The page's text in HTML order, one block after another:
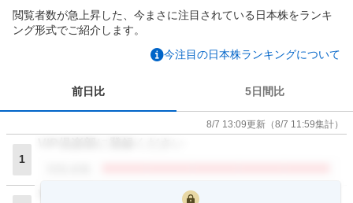
閲覧者数が急上昇した、今まさに注目されている日本株をランキ
ング形式でご紹介します。
今注目の日本株ランキングについて
前日比 5日間比
8/7 13:09更新 （8/7 11:59集計）
1
VIP倶楽部に登録ください